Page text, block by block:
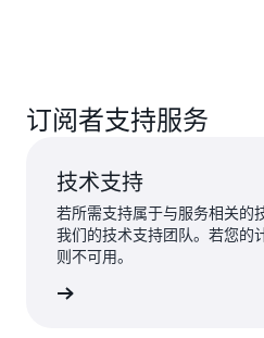
订阅者支持服务
技术支持
若所需支持属于与服务相关的
我们的技术支持团队。若您的
则不可用。